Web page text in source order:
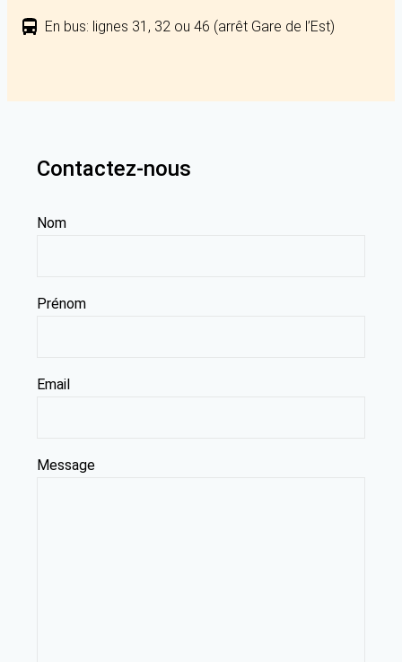
En bus: lignes 31, 32 ou 46 (arrêt Gare de l’Est)
Contactez-nous
Nom
Prénom
Email
Message